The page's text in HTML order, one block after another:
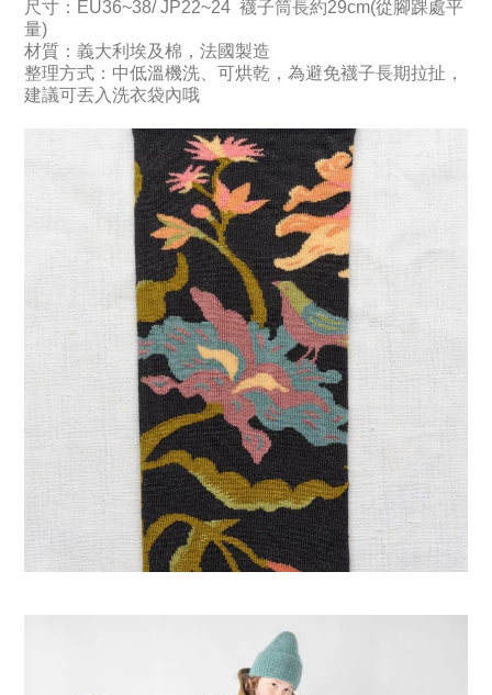
尺寸： EU36~38/ JP22~24 襪子筒長約29cm(從腳踝處平
量)
材質：義大利埃及棉，法國製造
整理方式：中低溫機洗、可烘乾，為避免襪子長期拉扯，
建議可丟入洗衣袋內哦